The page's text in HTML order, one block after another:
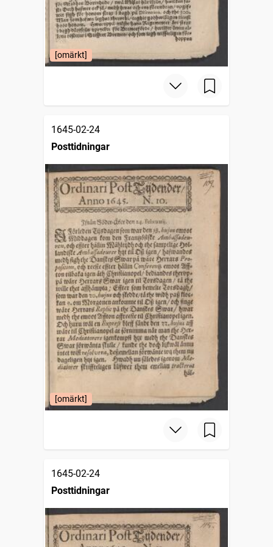
[omärkt]
1645-02-24
Posttidningar
[omärkt]
1645-02-24
Posttidningar